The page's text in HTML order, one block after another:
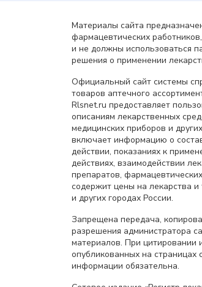
Материалы сайта
фармацевтических
и не должны использоваться
решения о применении
Официальный сайт системы
товаров аптечного
Rlsnet.ru предоставляет
описаниям лекарственных
медицинских приборов и
включает информацию о
действии, показаниях к
действиях, взаимодействии
препаратов,
содержит цены на лекарства
и других городах России.
Запрещена передача,
разрешения администратора
материалов. При
опубликованных на страницах
информации обязательна.